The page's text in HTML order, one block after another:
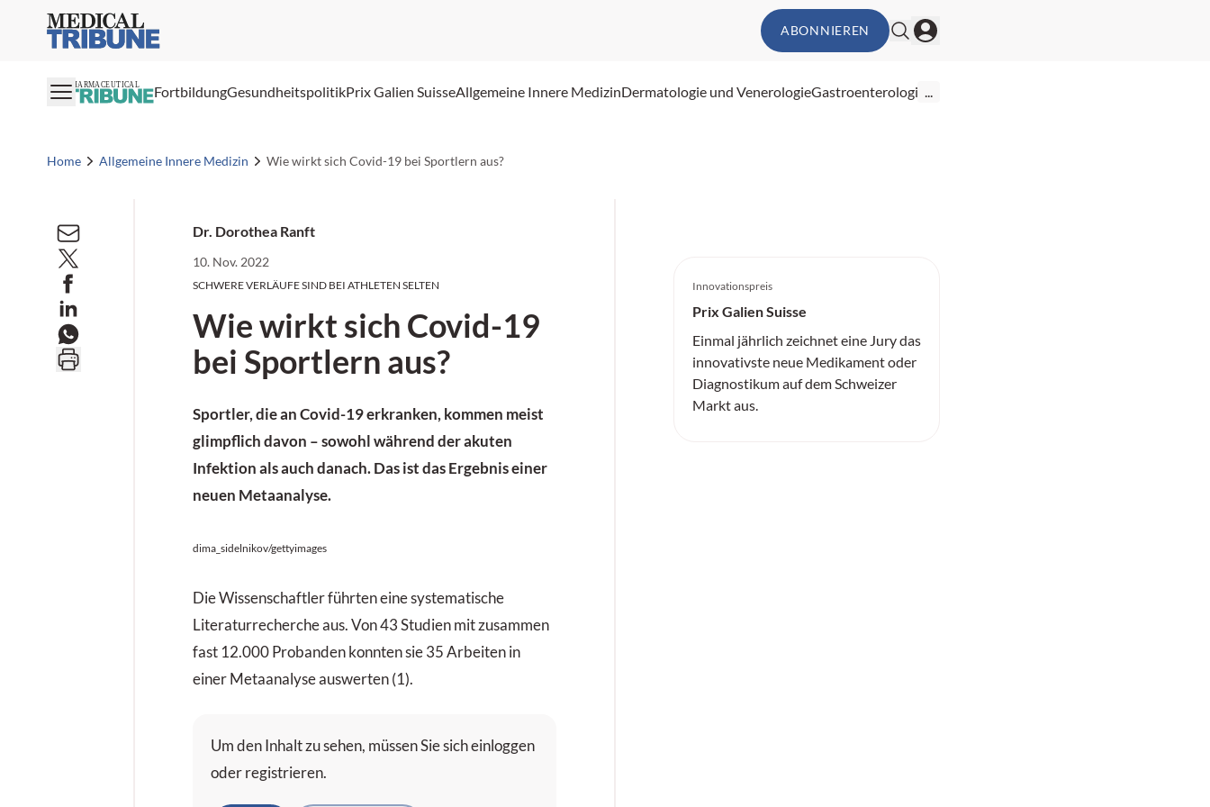
Medical Tribune ABONNIEREN
PHARMACEUTICAL FortbildungGesundheitspolitikPrix Galien SuisseAllgemeine Innere MedizinDermatologie und VenerologieGastroenterologie...
Home Allgemeine Innere Medizin Wie wirkt sich Covid-19 bei Sportlern aus?
Dr. Dorothea Ranft
10. Nov. 2022
SCHWERE VERLÄUFE SIND BEI ATHLETEN SELTEN
Wie wirkt sich Covid-19
bei Sportlern aus?
Sportler, die an Covid-19 erkranken, kommen meist
glimpflich davon – sowohl während der akuten
Infektion als auch danach. Das ist das Ergebnis einer
neuen Metaanalyse.
dima_sidelnikov/gettyimages
Die Wissenschaftler führten eine systematische
Literaturrecherche aus. Von 43 Studien mit zusammen
fast 12.000 Probanden konnten sie 35 Arbeiten in
einer Meta­analyse auswerten (1).
Um den Inhalt zu sehen, müssen Sie sich einloggen
oder registrieren.
Innovationspreis
Prix Galien Suisse
Einmal jährlich zeichnet eine Jury das
innovativste neue Medikament oder
Diagnostikum auf dem Schweizer
Markt aus.